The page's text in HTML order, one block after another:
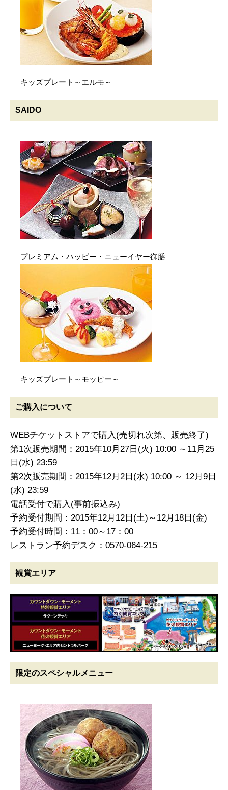
キッズプレート～エルモ～
SAIDO
プレミアム・ハッピー・ニューイヤー御膳
キッズプレート～モッピー～
ご購入について
WEBチケットストアで購入(売切れ次第、販売終了)
第1次販売期間：2015年10月27日(火) 10:00 ～11月25
日(水) 23:59
第2次販売期間：2015年12月2日(水) 10:00 ～ 12月9日
(水) 23:59
電話受付で購入(事前振込み)
予約受付期間：2015年12月12日(土)～12月18日(金)
予約受付時間：11：00～17：00
レストラン予約デスク：0570-064-215
観賞エリア
限定のスペシャルメニュー